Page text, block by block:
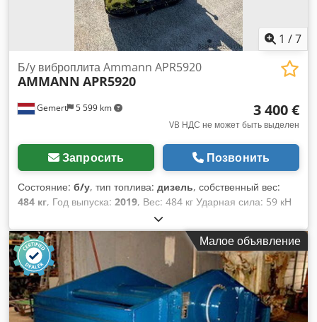
1 /7
Gemert 5 599 km
Б/у виброплита Ammann APR5920
AMMANN APR5920
3 400 €
VB НДС не может быть выделен
Запросить Позвонить
Состояние: б/у, тип топлива: дизель, собственный вес:
484 кг, Год выпуска: 2019, Вес: 484 кг Ударная сила: 59 кН
Дизельный двигатель, 1 цилиндр, Hatz (1b40) Движение
вперед/назад. Электрический стартер. Ширина плиты: 60
см Цена за единицу: 3400 евро, без НДС. Dedpfoxw H Hcex
Akhock В наличии несколько штук!
Малое объявление